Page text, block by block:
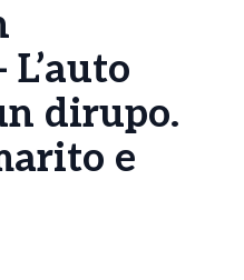
dirupo.
e